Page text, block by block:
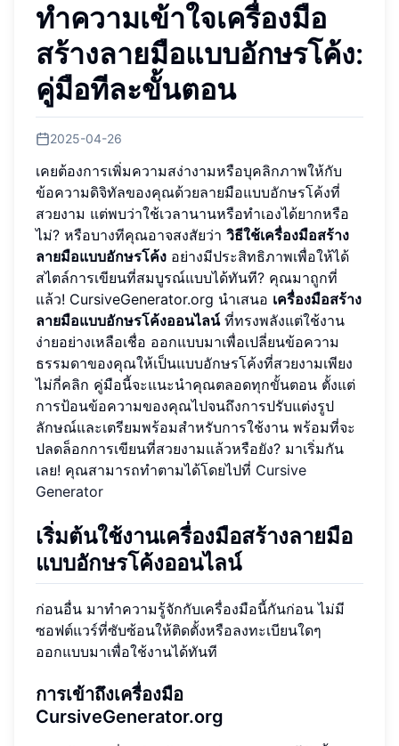
ทำความเข้าใจเครื่องมือ
สร้างลายมือแบบอักษรโค้ง:
คู่มือทีละขั้นตอน
2025-04-26
เคยต้องการเพิ่มความสง่างามหรือบุคลิกภาพให้กับ
ข้อความดิจิทัลของคุณด้วยลายมือแบบอักษรโค้งที่
สวยงาม แต่พบว่าใช้เวลานานหรือทำเองได้ยากหรือ
ไม่? หรือบางทีคุณอาจสงสัยว่า วิธีใช้เครื่องมือสร้าง
ลายมือแบบอักษรโค้ง อย่างมีประสิทธิภาพเพื่อให้ได้
สไตล์การเขียนที่สมบูรณ์แบบได้ทันที? คุณมาถูกที่
แล้ว! CursiveGenerator.org นำเสนอ เครื่องมือสร้าง
ลายมือแบบอักษรโค้งออนไลน์ที่ทรงพลังแต่ใช้งาน
ง่ายอย่างเหลือเชื่อ ออกแบบมาเพื่อเปลี่ยนข้อความ
ธรรมดาของคุณให้เป็นแบบอักษรโค้งที่สวยงามเพียง
ไม่กี่คลิก คู่มือนี้จะแนะนำคุณตลอดทุกขั้นตอน ตั้งแต่
การป้อนข้อความของคุณไปจนถึงการปรับแต่งรูป
ลักษณ์และเตรียมพร้อมสำหรับการใช้งาน พร้อมที่จะ
ปลดล็อกการเขียนที่สวยงามแล้วหรือยัง? มาเริ่มกัน
เลย! คุณสามารถทำตามได้โดยไปที่ Cursive
Generator
เริ่มต้นใช้งานเครื่องมือสร้างลายมือ
แบบอักษรโค้งออนไลน์
ก่อนอื่น มาทำความรู้จักกับเครื่องมือนี้กันก่อน ไม่มี
ซอฟต์แวร์ที่ซับซ้อนให้ติดตั้งหรือลงทะเบียนใดๆ
ออกแบบมาเพื่อใช้งานได้ทันที
การเข้าถึงเครื่องมือ
CursiveGenerator.org